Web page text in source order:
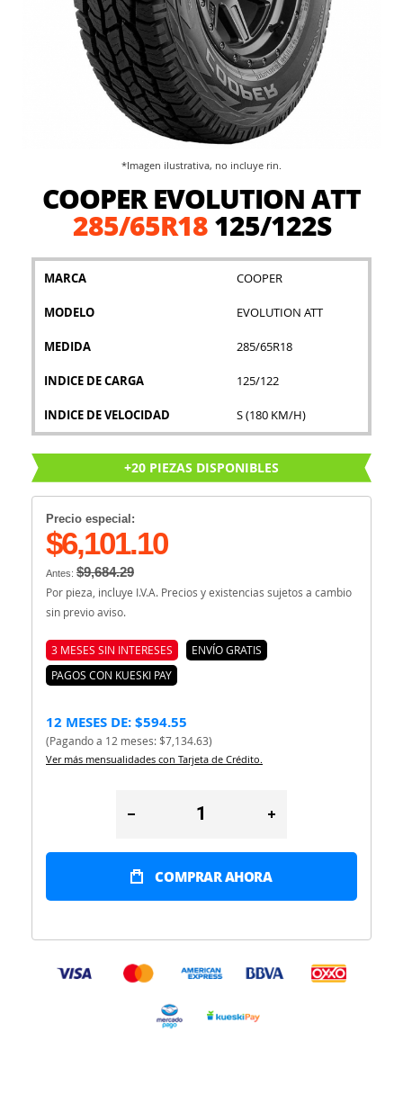
COOPER EVOLUTION ATT
285/65R18125/122S
MARCA COOPER
MODELO EVOLUTION ATT
MEDIDA 285/65R18
INDICE DE CARGA 125/122
INDICE DE VELOCIDAD S (180 KM/H)
+20 PIEZAS DISPONIBLES
Precio especial:
$6,101.10
Antes: $9,684.29
Por pieza, incluye I.V.A. Precios y existencias sujetos a cambio
sin previo aviso.
3 MESES SIN INTERESES
ENVÍO GRATIS
PAGOS CON KUESKI PAY
12 MESES DE: $594.55
(Pagando a 12 meses: $7,134.63)
Ver más mensualidades con Tarjeta de Crédito.
COMPRAR AHORA
*Imagen ilustrativa, no incluye rin.
comienzo
galería
imágenes